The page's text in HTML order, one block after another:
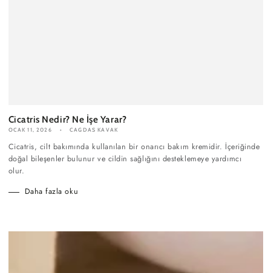
Cicatris Nedir? Ne İşe Yarar?
OCAK 11, 2026 CAGDAS KAVAK
Cicatris, cilt bakımında kullanılan bir onarıcı bakım kremidir. İçeriğinde
doğal bileşenler bulunur ve cildin sağlığını desteklemeye yardımcı
olur.
Daha fazla oku